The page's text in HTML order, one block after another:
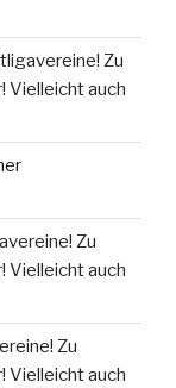
Zu
Vielleicht auch
Zu
Vielleicht auch
Zu
Vielleicht auch